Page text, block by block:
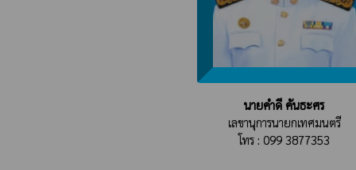
นายคำดี คันธะศร
เลขานุการนายกเทศมนตรี
โทร : 099 3877353